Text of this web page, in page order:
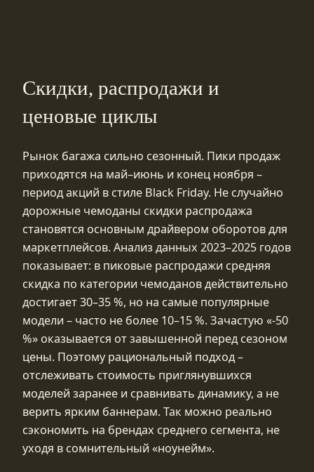
Скидки, распродажи и
ценовые циклы
Рынок багажа сильно сезонный. Пики продаж
приходятся на май–июнь и конец ноября –
период акций в стиле Black Friday. Не случайно
дорожные чемоданы скидки распродажа
становятся основным драйвером оборотов для
маркетплейсов. Анализ данных 2023–2025 годов
показывает: в пиковые распродажи средняя
скидка по категории чемоданов действительно
достигает 30–35 %, но на самые популярные
модели – часто не более 10–15 %. Зачастую «-50
%» оказывается от завышенной перед сезоном
цены. Поэтому рациональный подход –
отслеживать стоимость приглянувшихся
моделей заранее и сравнивать динамику, а не
верить ярким баннерам. Так можно реально
сэкономить на брендах среднего сегмента, не
уходя в сомнительный «ноунейм».